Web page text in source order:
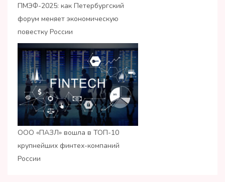
ПМЭФ-2025: как Петербургский
форум меняет экономическую
повестку России
ООО «ПАЗЛ» вошла в ТОП-10
крупнейших финтех-компаний
России